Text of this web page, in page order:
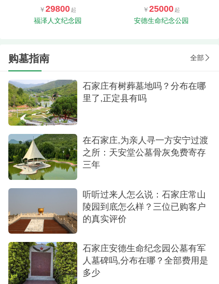
29800
福泽人文纪念园
25000
安德生命纪念公园
购墓指南 全部
石家庄有树葬墓地吗？分布在哪
里了,正定县有吗
在石家庄,为亲人寻一方安宁过渡
之所：天安堂公墓骨灰免费寄存
三年
听听过来人怎么说：石家庄常山
陵园到底怎么样？三位已购客户
的真实评价
石家庄安德生命纪念园公墓有军
人墓碑吗,分布在哪？全部费用是
多少